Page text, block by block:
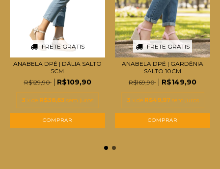
FRETE GRÁTIS
ANABELA DPÉ | DÁLIA SALTO
5CM
R$129,90
R$109,90
3 x de R$36,63 sem juros
COMPRAR
FRETE GRÁTIS
ANABELA DPÉ | GARDÊNIA
SALTO 10CM
R$169,90
R$149,90
3 x de R$49,97 sem juros
COMPRAR